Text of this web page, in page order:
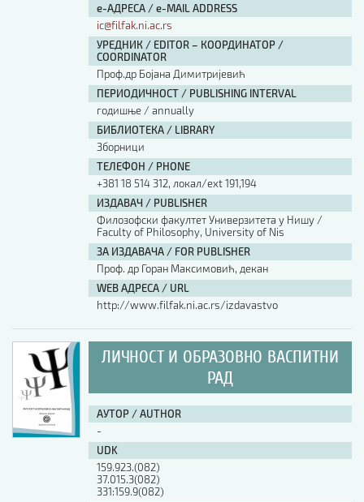
е-АДРЕСА / e-MAIL ADDRESS
ic@filfak.ni.ac.rs
УРЕДНИК / EDITOR – КООРДИНАТОР /
COORDINATOR
Проф.др Бојана Димитријевић
ПЕРИОДИЧНОСТ / PUBLISHING INTERVAL
годишње / annually
БИБЛИОТЕКА / LIBRARY
Зборници
ТЕЛЕФОН / PHONE
+381 18 514 312, локал/ext 191,194
ИЗДАВАЧ / PUBLISHER
Филозофски факултет Универзитета у Нишу /
Faculty of Philosophy, University of Nis
ЗА ИЗДАВАЧА / FOR PUBLISHER
Проф. др Горан Максимовић, декан
WEB АДРЕСА / URL
http://www.filfak.ni.ac.rs/izdavastvo
ЛИЧНОСТ И ОБРАЗОВНО ВАСПИТНИ
РАД
АУТОР / AUTHOR
-
UDK
159.923.(082)
37.015.3(082)
331:159.9(082)